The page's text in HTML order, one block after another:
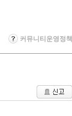
커뮤니티운영정책